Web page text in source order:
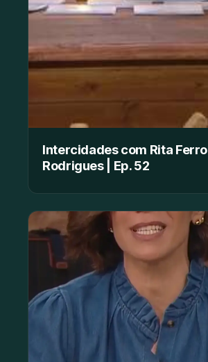
Intercidades com Rita Ferro
Rodrigues | Ep. 52